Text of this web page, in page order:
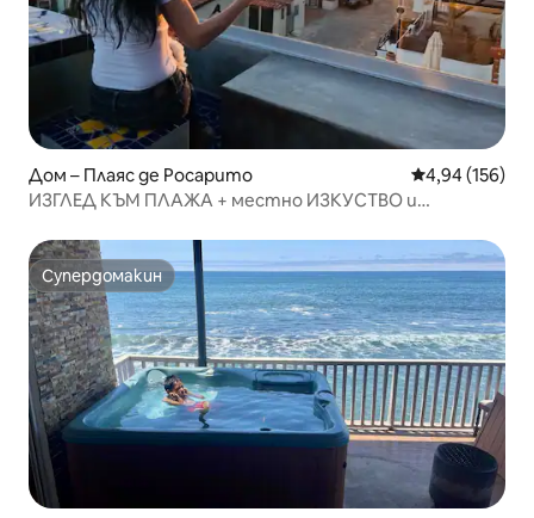
Дом – Плаяс де Росарито Средна
4,94 (156)
ИЗГЛЕД КЪМ ПЛАЖА + местно ИЗКУСТВО и
Супердомакин
Супердомакин